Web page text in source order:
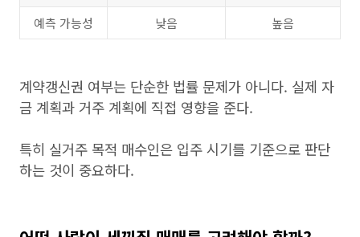
예측 가능성
낮음 높음
계약갱신권 여부는 단순한 법률 문제가 아니다. 실제 자
금 계획과 거주 계획에 직접 영향을 준다.
특히 실거주 목적 매수인은 입주 시기를 기준으로 판단
하는 것이 중요하다.